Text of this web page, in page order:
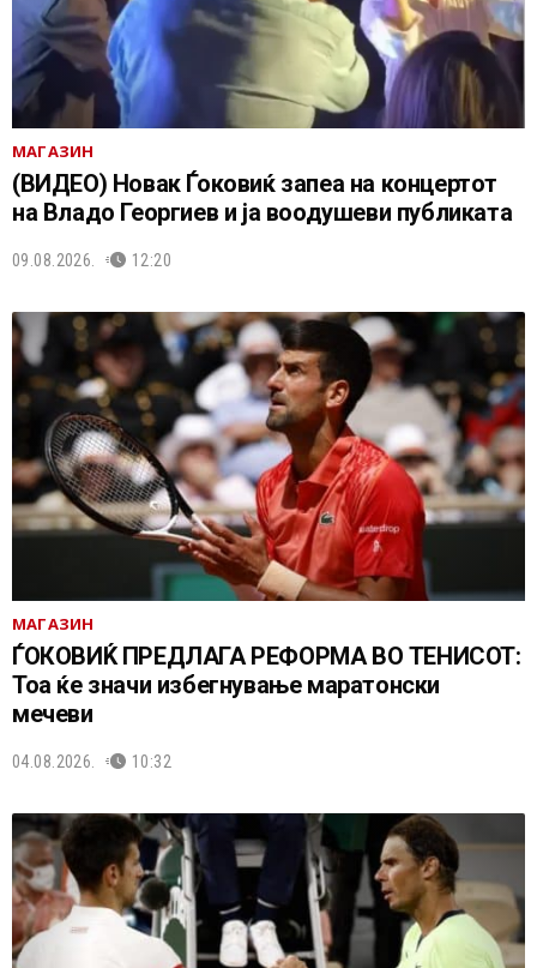
МАГАЗИН
(ВИДЕО) Новак Ѓоковиќ запеа на концертот
на Владo Георгиев и ја воодушеви публиката
09.08.2026. 12:20
МАГАЗИН
ЃОКОВИЌ ПРЕДЛАГА РЕФОРМА ВО ТЕНИСОТ:
Тоа ќе значи избегнување маратонски
мечеви
04.08.2026. 10:32